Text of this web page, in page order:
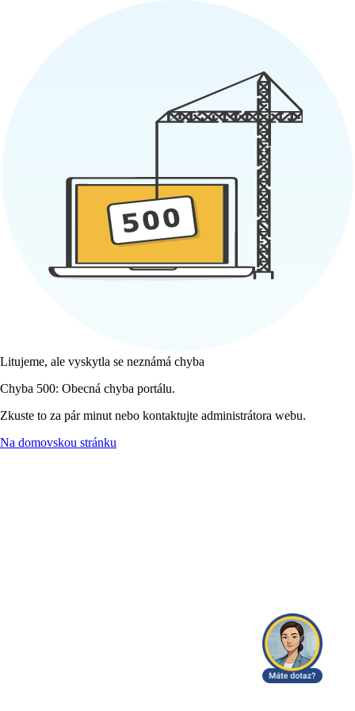
Litujeme, ale vyskytla se neznámá chyba
Chyba 500: Obecná chyba portálu.
Zkuste to za pár minut nebo kontaktujte administrátora webu.
Na domovskou stránku